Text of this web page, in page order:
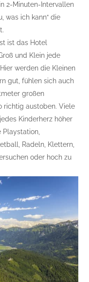
2-Minuten-Intervallen
was ich kann“ die
ist das Hotel
und Klein jede
werden die Kleinen
gut, fühlen sich auch
großen
richtig austoben. Viele
Kinderherz höher
Playstation,
Radeln, Klettern,
oder hoch zu